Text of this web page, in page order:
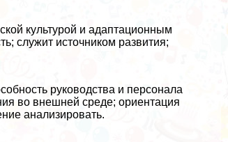
культурой и адаптационным
служит источником развития;
руководства и персонала
во внешней среде; ориентация
анализировать.